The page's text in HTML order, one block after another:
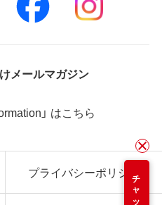
メールマガジン
」 はこちら
プライバシーポリシー